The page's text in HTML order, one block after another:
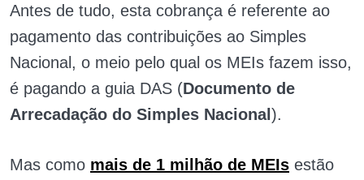
Antes de tudo, esta cobrança é referente ao
pagamento das contribuições ao Simples
Nacional, o meio pelo qual os MEIs fazem isso,
é pagando a guia DAS (Documento de
Arrecadação do Simples Nacional).
Mas como mais de 1 milhão de MEIs estão